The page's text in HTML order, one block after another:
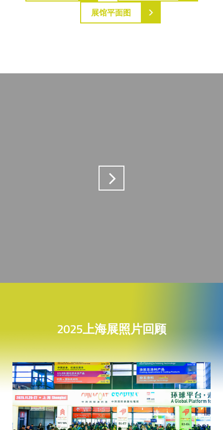
展馆平面图
2025上海展照片回顾